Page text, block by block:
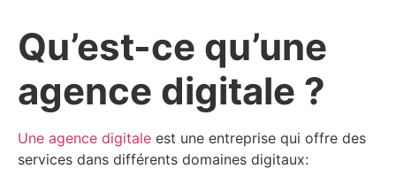
Qu’est-ce qu’une
agence digitale ?
Une agence digitale est une entreprise qui offre des
services dans différents domaines digitaux: